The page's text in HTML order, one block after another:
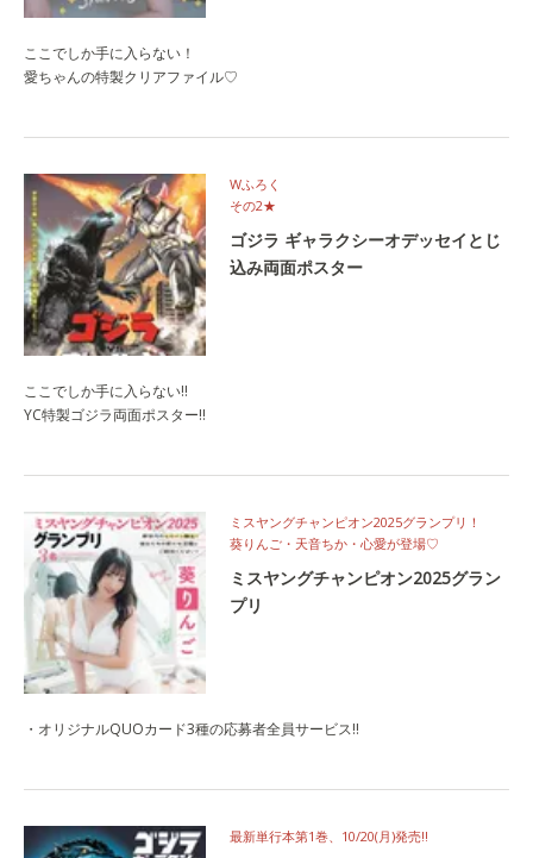
ここでしか手に入らない！
愛ちゃんの特製クリアファイル♡
Wふろく
その2★
ゴジラ ギャラクシーオデッセイとじ
込み両面ポスター
ここでしか手に入らない‼
YC特製ゴジラ両面ポスター‼
ミスヤングチャンピオン2025グランプリ！
葵りんご・天音ちか・心愛が登場♡
ミスヤングチャンピオン2025グラン
プリ
・オリジナルQUOカード3種の応募者全員サービス‼
最新単行本第1巻、10/20(月)発売‼